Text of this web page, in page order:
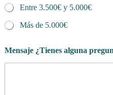
Entre 3.500€ y 5.000€
Más de 5.000€
Mensaje ¿Tienes alguna